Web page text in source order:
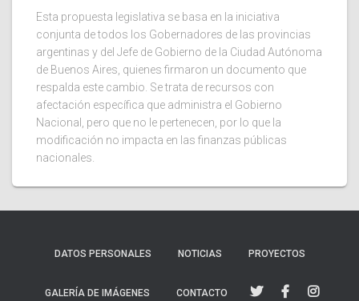
Esta propuesta legislativa se basa en la iniciativa
conjunta de todos los Gobernadores de las provincias
argentinas y del Jefe de Gobierno de la Ciudad Autónoma
de Buenos Aires, quienes firmaron un documento que
respalda este cambio. Se trata de recursos con
afectación específica que administra el Gobierno
Nacional, pero que no le pertenecen, por lo que la
modificación no impacta en las finanzas públicas
nacionales.
DATOS PERSONALES NOTICIAS PROYECTOS
GALERÍA DE IMÁGENES CONTACTO